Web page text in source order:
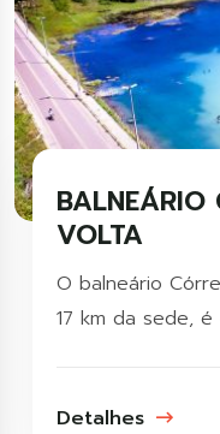
BALNEÁRIO
VOLTA
O balneário
17 km da sede, é
Detalhes